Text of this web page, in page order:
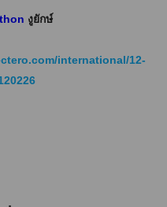
งูยักษ์
international/12-